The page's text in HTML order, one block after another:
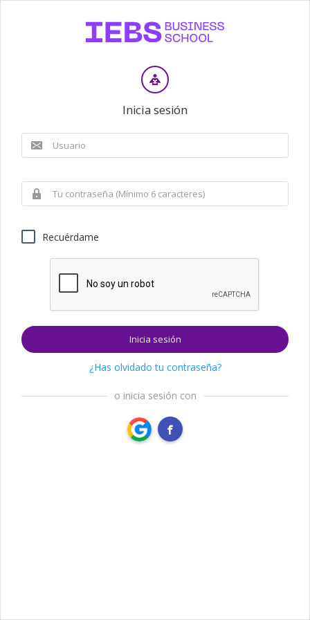
Inicia sesión
Recuérdame
Inicia sesión
¿Has olvidado tu contraseña?
o inicia sesión con